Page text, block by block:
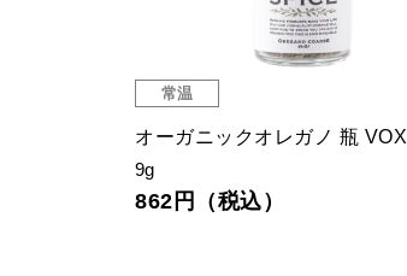
常温
オーガニックオレガノ 瓶 VOX
9g
862円（税込）